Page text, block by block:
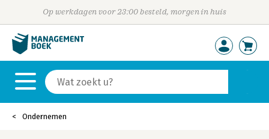
Op werkdagen voor 23:00 besteld, morgen in huis
Ondernemen